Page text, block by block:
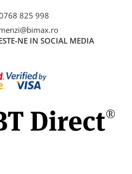
825 998
NE IN SOCIAL MEDIA